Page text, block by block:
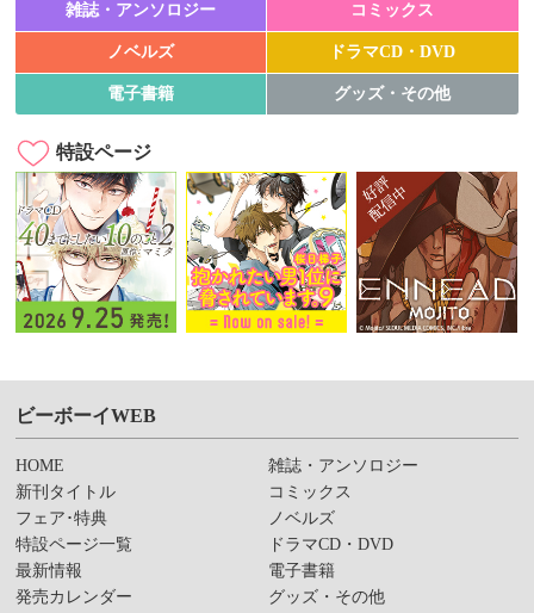
雑誌・アンソロジー コミックス
ノベルズ ドラマCD・DVD
電子書籍 グッズ・その他
特設ページ
ビーボーイWEB
HOME
新刊タイトル
フェア･特典
特設ページ一覧
最新情報
発売カレンダー
雑誌・アンソロジー
コミックス
ノベルズ
ドラマCD・DVD
電子書籍
グッズ・その他